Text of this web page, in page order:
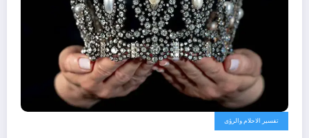
تفسير الاحلام والرؤى